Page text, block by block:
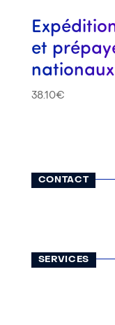
et
38.10€
CONTACT
SERVICES